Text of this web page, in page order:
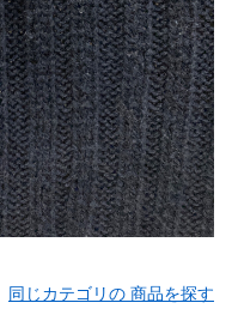
同じカテゴリの 商品を探す